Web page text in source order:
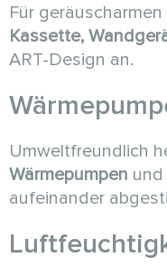
Für
Kassette,
ART-Design an.
Umweltfreundlich
Wärmepumpen und
aufeinander